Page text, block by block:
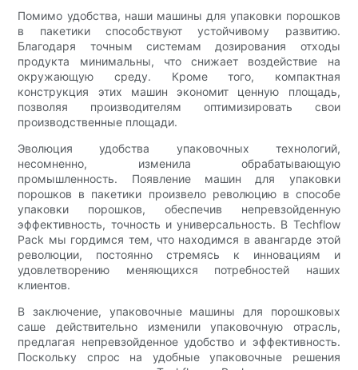
Помимо удобства, наши машины для упаковки порошков
в пакетики способствуют устойчивому развитию.
Благодаря точным системам дозирования отходы
продукта минимальны, что снижает воздействие на
окружающую среду. Кроме того, компактная
конструкция этих машин экономит ценную площадь,
позволяя производителям оптимизировать свои
производственные площади.
Эволюция удобства упаковочных технологий,
несомненно, изменила обрабатывающую
промышленность. Появление машин для упаковки
порошков в пакетики произвело революцию в способе
упаковки порошков, обеспечив непревзойденную
эффективность, точность и универсальность. В Techflow
Pack мы гордимся тем, что находимся в авангарде этой
революции, постоянно стремясь к инновациям и
удовлетворению меняющихся потребностей наших
клиентов.
В заключение, упаковочные машины для порошковых
саше действительно изменили упаковочную отрасль,
предлагая непревзойденное удобство и эффективность.
Поскольку спрос на удобные упаковочные решения